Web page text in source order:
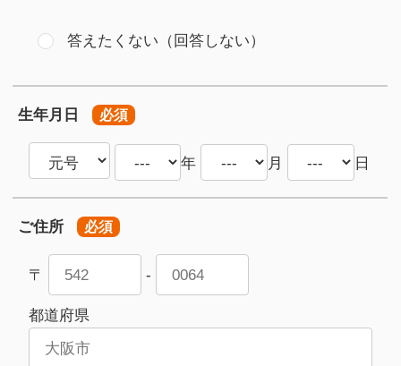
答えたくない（回答しない）
生年月日 必須
年 月 日
ご住所 必須
〒 -
都道府県